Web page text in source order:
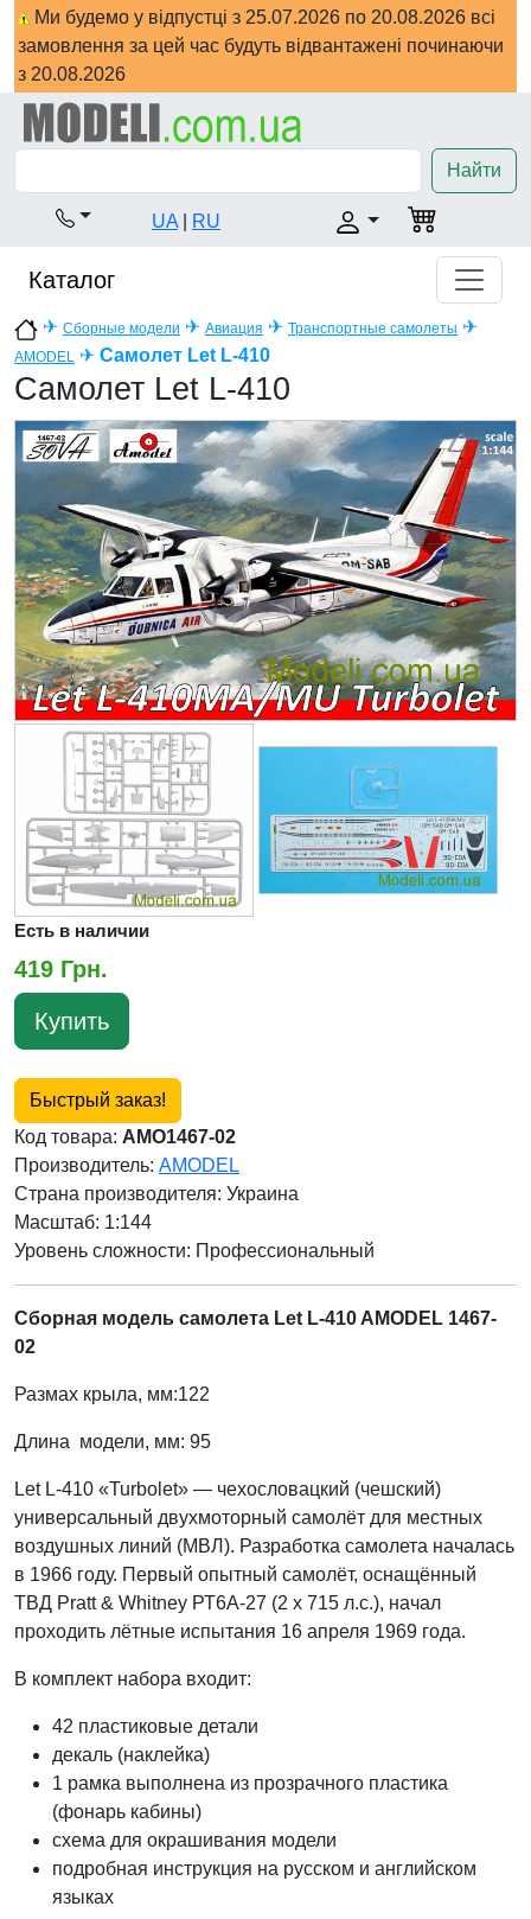
Ми будемо у відпустці з 25.07.2026 по 20.08.2026 всі
замовлення за цей час будуть відвантажені починаючи
з 20.08.2026
Найти
UA RU
Каталог
✈ Сборные модели ✈ Авиация ✈ Транспортные самолеты ✈
AMODEL ✈ Самолет Let L-410
Самолет Let L-410
Есть в наличии
419 Грн.
Купить
Быстрый заказ!
Код товара: AMO1467-02
Производитель: AMODEL
Страна производителя: Украина
Масштаб: 1:144
Уровень сложности: Профессиональный
Сборная модель самолета Let L-410 AMODEL 1467-
02
Размах крыла, мм:122
Длина модели, мм: 95
Let L-410 «Turbolet» — чехословацкий (чешский)
универсальный двухмоторный самолёт для местных
воздушных линий (МВЛ). Разработка самолета началась
в 1966 году. Первый опытный самолёт, оснащённый
ТВД Pratt & Whitney РТ6А-27 (2 х 715 л.с.), начал
проходить лётные испытания 16 апреля 1969 года.
В комплект набора входит:
42 пластиковые детали
декаль (наклейка)
1 рамка выполнена из прозрачного пластика
(фонарь кабины)
схема для окрашивания модели
подробная инструкция на русском и английском
языках